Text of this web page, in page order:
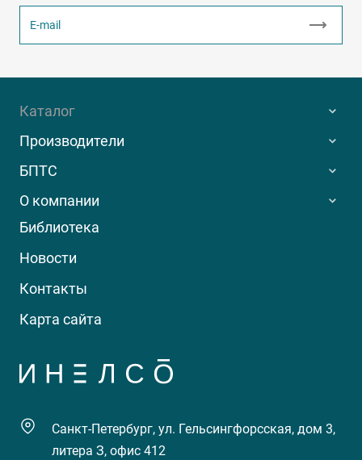
Каталог
Производители
БПТС
О компании
Библиотека
Новости
Контакты
Карта сайта
Санкт-Петербург, ул. Гельсингфорсская, дом 3,
литера З, офис 412